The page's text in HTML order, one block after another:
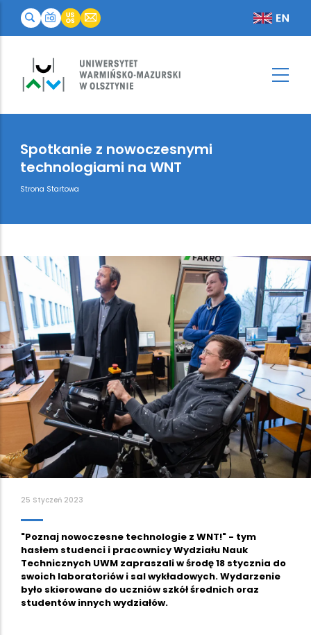
Spotkanie z nowoczesnymi
technologiami na WNT
Breadcrumb
Strona Startowa
25 Styczeń 2023
"Poznaj nowoczesne technologie z WNT!" - tym
hasłem studenci i pracownicy Wydziału Nauk
Technicznych UWM zapraszali w środę 18 stycznia do
swoich laboratoriów i sal wykładowych. Wydarzenie
było skierowane do uczniów szkół średnich oraz
studentów innych wydziałów.